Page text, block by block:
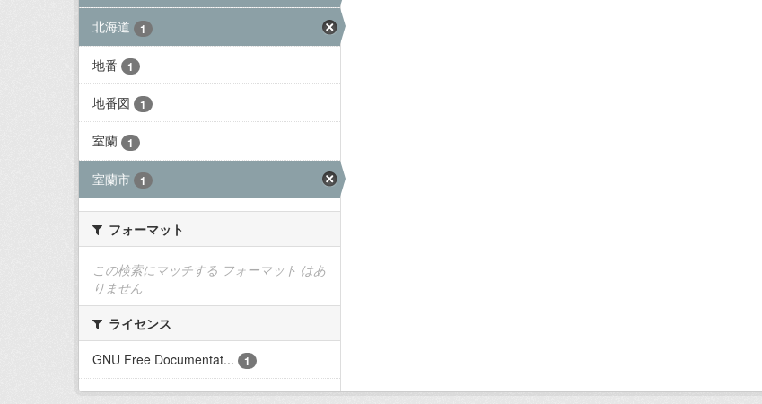
北海道 1
地番 1
地番図 1
室蘭 1
室蘭市 1
フォーマット
この検索にマッチする フォーマット はあ
りません
ライセンス
GNU Free Documentat...
1